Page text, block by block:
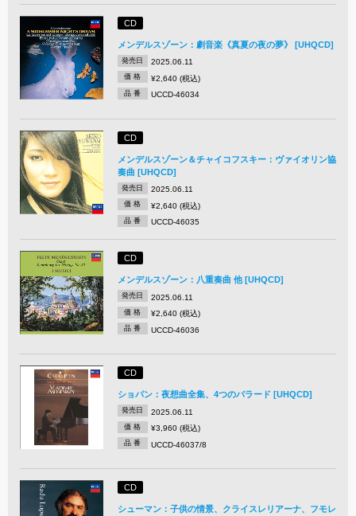
CD
メンデルスゾーン：劇音楽《真夏の夜の夢》 [UHQCD]
発売日 2025.06.11
価 格 ¥2,640 (税込)
品 番 UCCD-46034
CD
メンデルスゾーン＆チャイコフスキー：ヴァイオリン協
奏曲 [UHQCD]
発売日 2025.06.11
価 格 ¥2,640 (税込)
品 番 UCCD-46035
CD
メンデルスゾーン：八重奏曲 他 [UHQCD]
発売日 2025.06.11
価 格 ¥2,640 (税込)
品 番 UCCD-46036
CD
ショパン：夜想曲全集、4つのバラード [UHQCD]
発売日 2025.06.11
価 格 ¥3,960 (税込)
品 番 UCCD-46037/8
CD
シューマン：子供の情景、クライスレリアーナ、フモレ